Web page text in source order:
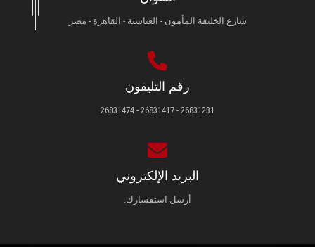
شارع الخليفة المأمون - العباسية - القاهرة - مصر
رقم التليفون
26831231 - 26831417 - 26831474
البريد الإلكتروني
أرسل استفسارك.